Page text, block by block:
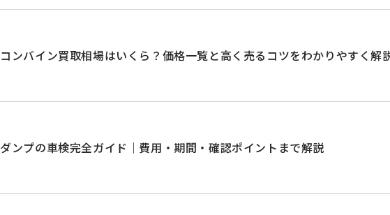
コンバイン買取相場はいくら？価格一覧と高く売るコツをわかりやすく解
ダンプの車検完全ガイド｜費用・期間・確認ポイントまで解説